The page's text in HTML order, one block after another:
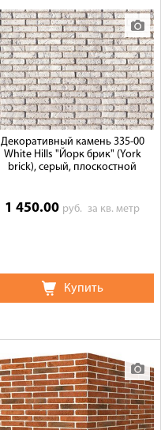
Декоративный камень 335-00
White Hills "Йорк брик" (York
brick), серый, плоскостной
1 450.00 руб.за кв. метр
Купить